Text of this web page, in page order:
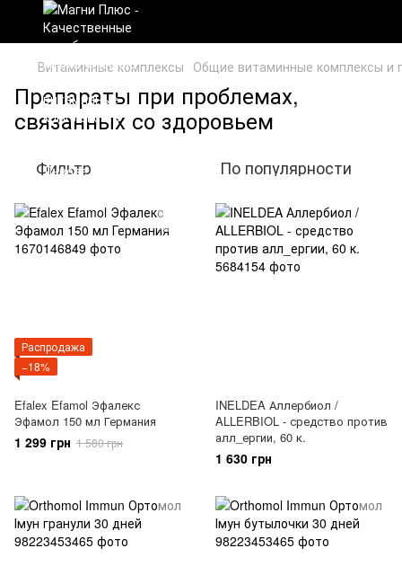
Витаминные комплексы Общие витаминные комплексы и
Препараты при проблемах,
связанных со здоровьем
Фильтр По популярности
Распродажа
−18%
Efalex Efamol Эфалекс
Эфамол 150 мл Германия
1 299 грн 1 580 грн
INELDEA Аллербиол /
ALLERBIOL - средство против
алл_ергии, 60 к.
1 630 грн